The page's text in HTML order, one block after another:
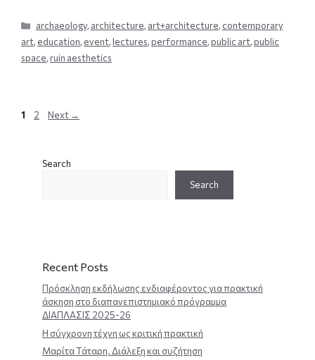
Categories
archaeology, architecture, art+architecture, contemporary
art, education, event, lectures,performance,public art,public
space,ruin aesthetics
Page
1 Page
2 Next →
Search
Search
Recent Posts
Πρόσκληση εκδήλωσης ενδιαφέροντος για πρακτική
άσκηση στο διαπανεπιστημιακό πρόγραμμα
ΔΙΑΠΛΑΣΙΣ 2025-26
Η σύγχρονη τέχνη ως κριτική πρακτική
Μαρίτα Τάταρη. Διάλεξη και συζήτηση